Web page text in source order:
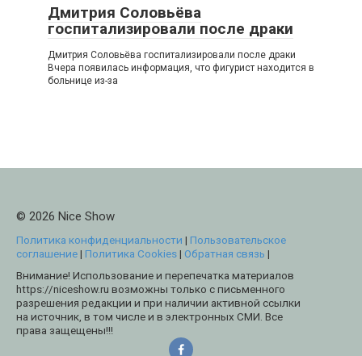
Дмитрия Соловьёва
госпитализировали после драки
Дмитрия Соловьёва госпитализировали после драки
Вчера появилась информация, что фигурист находится в
больнице из-за
© 2026 Nice Show
Политика конфиденциальности | Пользовательское
соглашение| Политика Cookies| Обратная связь |
Внимание! Использование и перепечатка материалов
https://niceshow.ru возможны только с письменного
разрешения редакции и при наличии активной ссылки
на источник, в том числе и в электронных СМИ. Все
права защещены!!!